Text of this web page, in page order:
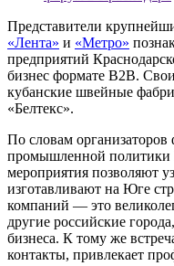
Представители
«Лента» и «Метро»
предприятий
бизнес формате B2B.
кубанские швейные
«Белтекс».
По словам
промышленной политики
мероприятия позволяют
изготавливают на Юге
компаний — это
другие российские
бизнеса. К тому же
контакты, привлекает